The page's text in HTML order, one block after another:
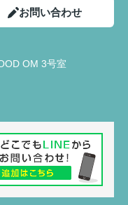
お問い合わせ
OM 3号室